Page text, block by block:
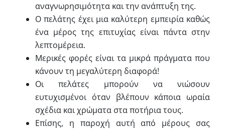
αναγνωρησιμότητα και την ανάπτυξη της.
Ο πελάτης έχει μια καλύτερη εμπειρία καθώς
ένα μέρος της επιτυχίας είναι πάντα στην
λεπτομέρεια.
Μερικές φορές είναι τα μικρά πράγματα που
κάνουν τη μεγαλύτερη διαφορά!
Οι πελάτες μπορούν να νιώσουν
ευτυχισμένοι όταν βλέπουν κάποια ωραία
σχέδια και χρώματα στα ποτήρια τους.
Επίσης, η παροχή αυτή από μέρους σας